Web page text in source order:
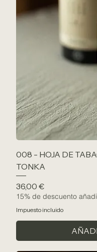
008 - HOJA DE
TONKA
Precio
36,00 €
15% de descuento
Impuesto incluido